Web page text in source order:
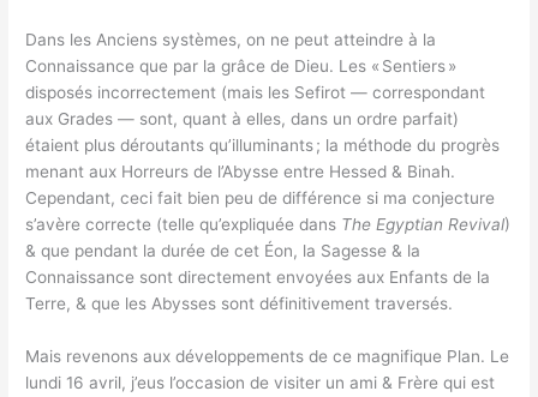
Dans les Anciens systèmes, on ne peut atteindre à la
Connaissance que par la grâce de Dieu. Les « Sentiers »
disposés incorrectement (mais les Sefirot — correspondant
aux Grades — sont, quant à elles, dans un ordre parfait)
étaient plus déroutants qu’illuminants ; la méthode du progrès
menant aux Horreurs de l’Abysse entre Hessed & Binah.
Cependant, ceci fait bien peu de différence si ma conjecture
s’avère correcte (telle qu’expliquée dans The Egyptian Revival)
& que pendant la durée de cet Éon, la Sagesse & la
Connaissance sont directement envoyées aux Enfants de la
Terre, & que les Abysses sont définitivement traversés.
Mais revenons aux développements de ce magnifique Plan. Le
lundi 16 avril, j’eus l’occasion de visiter un ami & Frère qui est